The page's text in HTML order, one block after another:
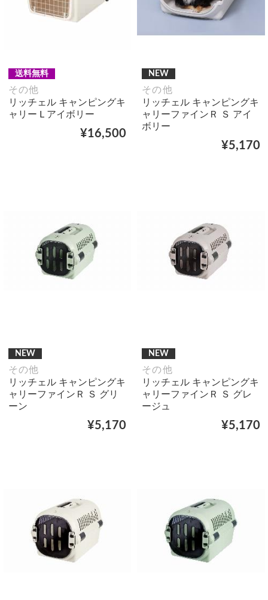
送料無料
その他
リッチェル キャンピングキ
ャリー L アイボリー
¥16,500
NEW
その他
リッチェル キャンピングキ
ャリーファインＲ Ｓ アイ
ボリー
¥5,170
NEW
その他
リッチェル キャンピングキ
ャリーファインＲ Ｓ グリ
ーン
¥5,170
NEW
その他
リッチェル キャンピングキ
ャリーファインＲ Ｓ グレ
ージュ
¥5,170